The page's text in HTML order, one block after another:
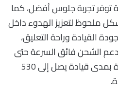
تجربة جلوس أفضل، كما
ملحوظ لتعزيز الهدوء داخل
القيادة وراحة التعليق،
دعم الشحن فائق السرعة حتى
250 كيلوواط، وتأتي السيارة بمدى قيادة يصل إلى 530